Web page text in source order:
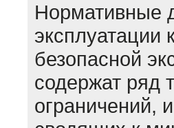
Нормативные
эксплуатации
безопасной
содержат ряд
ограничений,